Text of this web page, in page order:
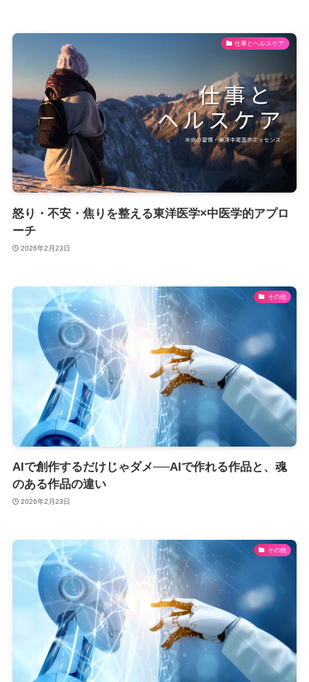
仕事とヘルスケア
怒り・不安・焦りを整える東洋医学×中医学的アプロ
ーチ
2026年2月23日
その他
AIで創作するだけじゃダメ──AIで作れる作品と、魂
のある作品の違い
2026年2月23日
その他